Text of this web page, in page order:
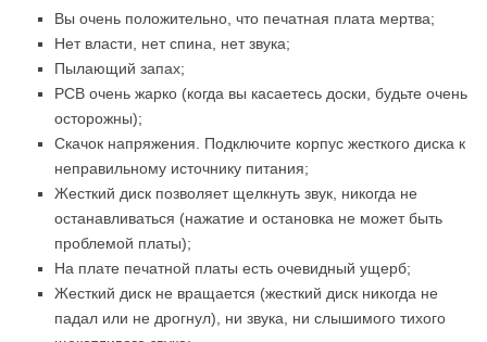
Вы очень положительно, что печатная плата мертва;
Нет власти, нет спина, нет звука;
Пылающий запах;
PCB очень жарко (когда вы касаетесь доски, будьте очень
осторожны);
Скачок напряжения. Подключите корпус жесткого диска к
неправильному источнику питания;
Жесткий диск позволяет щелкнуть звук, никогда не
останавливаться (нажатие и остановка не может быть
проблемой платы);
На плате печатной платы есть очевидный ущерб;
Жесткий диск не вращается (жесткий диск никогда не
падал или не дрогнул), ни звука, ни слышимого тихого